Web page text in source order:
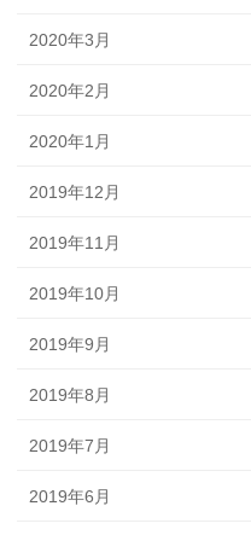
2020年3月
2020年2月
2020年1月
2019年12月
2019年11月
2019年10月
2019年9月
2019年8月
2019年7月
2019年6月